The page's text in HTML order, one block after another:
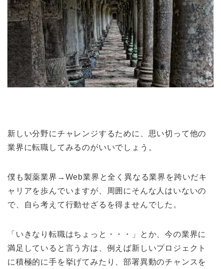
新しい分野にチャレンジするために、思い切って他の
業界に転職してみるのがいいでしょう。
僕も製薬業界→Web業界と全く異なる業界を跨いだキ
ャリアを歩んでいますが、周囲にそんな人はいないの
で、自ら考えて行動せざるを得ませんでした。
「いきなり転職はちょっと・・・」とか、今の業界に
満足していると言う方は、例えば新しいプロジェクト
に積極的に手を挙げてみたり、部署異動のチャンスを